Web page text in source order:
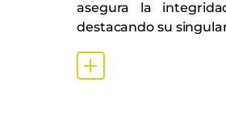
asegura la
destacando su